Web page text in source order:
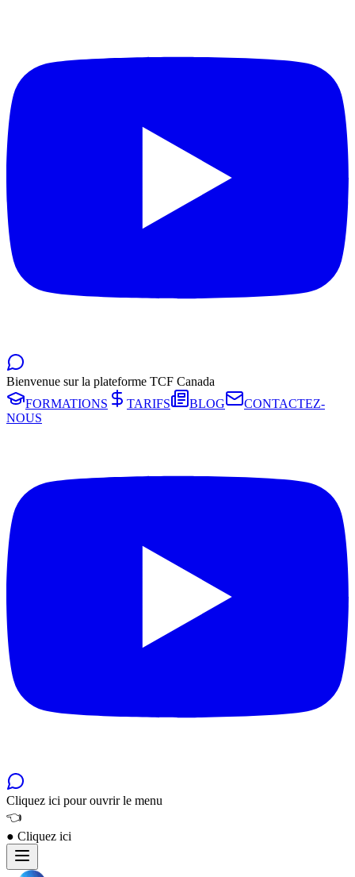
Bienvenue sur la plateforme TCF Canada
FORMATIONS
TARIFS BLOG
CONTACTEZ-
NOUS
Cliquez ici pour ouvrir le menu
👈
● Cliquez ici